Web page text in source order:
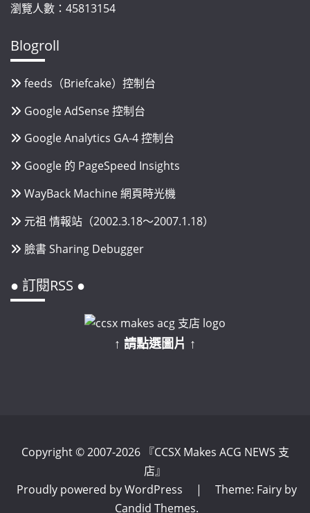
瀏覽人數：45813154
Blogroll
feeds（Briefcake）控制台
Google AdSense 控制台
Google Analytics GA-4 控制台
Google 的 PageSpeed Insights
WayBack Machine 網頁時光機
元祖 情報站（2002.3.18～2007.1.18）
臉書 Sharing Debugger
● 訂閱RSS ●
↑ 請點選圖片 ↑
Copyright © 2007-2026 『CCSX Makes ACG NEWS 支
店』
Proudly powered by WordPress
|
Theme: Fairy by
Candid Themes.